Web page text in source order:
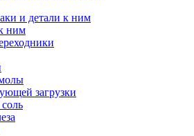
и детали к ним
ним
загрузки